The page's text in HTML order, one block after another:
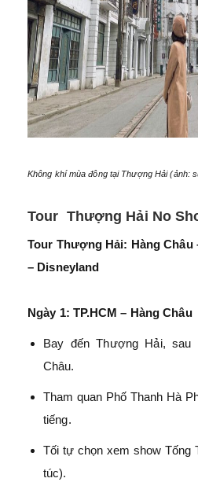
Không khí mùa đông tại Thượng Hải (ảnh:
Tour Thượng Hải No
Tour Thượng Hải: Hàng Châu
– Disneyland
Ngày 1: TP.HCM – Hàng Châu
Bay đến Thượng Hải,
Châu.
Tham quan Phố Thanh Hà
tiếng.
Tối tự chọn xem show Tống
túc).